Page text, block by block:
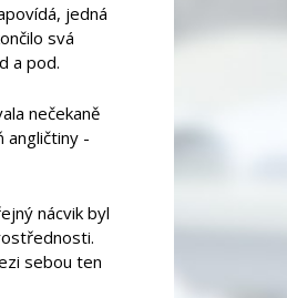
jedná
svá
a pod.
nečekaně
angličtiny -
nácvik byl
sebou ten